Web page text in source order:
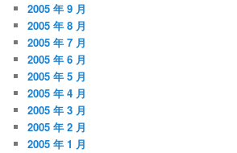
2005 年 9 月
2005 年 8 月
2005 年 7 月
2005 年 6 月
2005 年 5 月
2005 年 4 月
2005 年 3 月
2005 年 2 月
2005 年 1 月